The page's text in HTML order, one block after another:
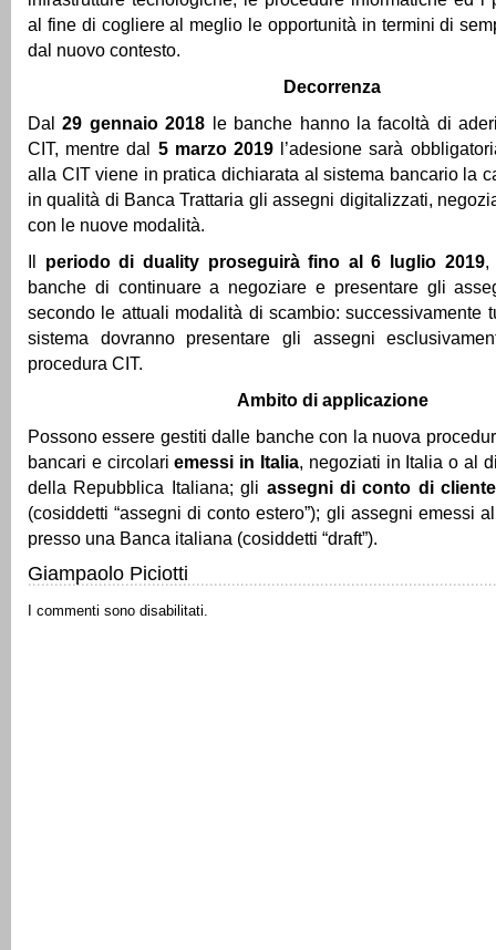
al fine di cogliere al meglio le opportunità in termini di
dal nuovo contesto.
Decorrenza
Dal29 gennaio 2018 le banche hanno la facoltà di
CIT, mentre dal 5 marzo 2019 l’adesione sarà
alla CIT viene in pratica dichiarata al sistema bancario la
in qualità di Banca Trattaria gli assegni digitalizzati,
con le nuove modalità.
Il periodo di duality proseguirà fino al 6 luglio 2019,
banche di continuare a negoziare e presentare gli
secondo le attuali modalità di scambio: successivamente
sistema dovranno presentare gli assegni
procedura CIT.
Ambito di applicazione
Possono essere gestiti dalle banche con la nuova
bancari e circolariemessi in Italia, negoziati in Italia o al
della Repubblica Italiana; gli assegni di conto di
(cosiddetti “assegni di conto estero”); gli assegni emessi
presso una Banca italiana (cosiddetti “draft”).
Giampaolo Piciotti
I commenti sono disabilitati.